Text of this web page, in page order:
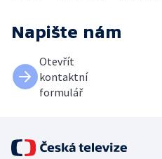
Napište nám
Otevřít
kontaktní
formulář